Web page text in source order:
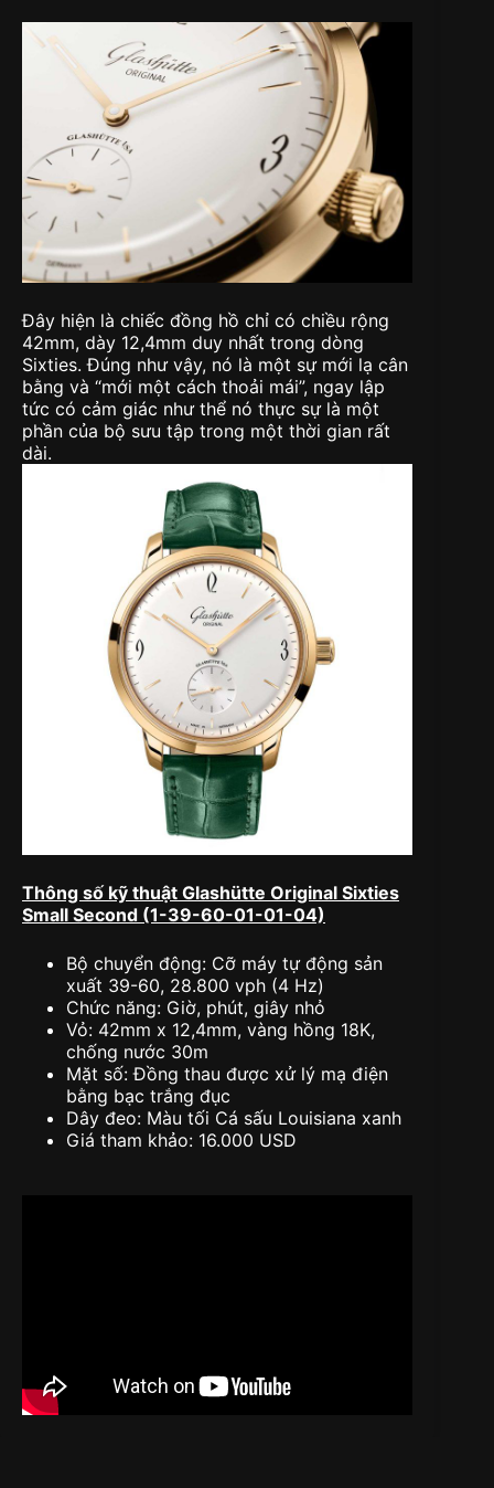
Đây hiện là chiếc đồng hồ chỉ có chiều rộng
42mm, dày 12,4mm duy nhất trong dòng
Sixties. Đúng như vậy, nó là một sự mới lạ cân
bằng và “mới một cách thoải mái”, ngay lập
tức có cảm giác như thể nó thực sự là một
phần của bộ sưu tập trong một thời gian rất
dài.
Thông số kỹ thuật Glashütte Original Sixties
Small Second (1-39-60-01-01-04)
Bộ chuyển động: Cỡ máy tự động sản
xuất 39-60, 28.800 vph (4 Hz)
Chức năng: Giờ, phút, giây nhỏ
Vỏ: 42mm x 12,4mm, vàng hồng 18K,
chống nước 30m
Mặt số: Đồng thau được xử lý mạ điện
bằng bạc trắng đục
Dây đeo: Màu tối Cá sấu Louisiana xanh
Giá tham khảo: 16.000 USD